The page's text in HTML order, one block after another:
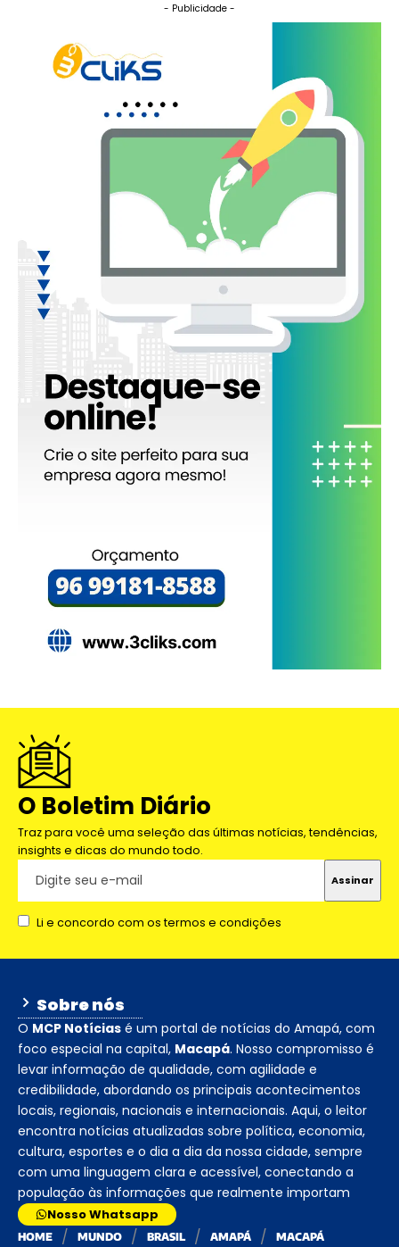
- Publicidade -
O Boletim Diário
Traz para você uma seleção das últimas notícias, tendências,
insights e dicas do mundo todo.
Li e concordo com os termos e condições
Sobre nós
O MCP Notícias é um portal de notícias do Amapá, com
foco especial na capital, Macapá. Nosso compromisso é
levar informação de qualidade, com agilidade e
credibilidade, abordando os principais acontecimentos
locais, regionais, nacionais e internacionais. Aqui, o leitor
encontra notícias atualizadas sobre política, economia,
cultura, esportes e o dia a dia da nossa cidade, sempre
com uma linguagem clara e acessível, conectando a
população às informações que realmente importam
Nosso Whatsapp
HOME MUNDO BRASIL AMAPÁ MACAPÁ